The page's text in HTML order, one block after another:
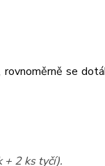
rovnoměrně se
+ 2 ks tyčí).